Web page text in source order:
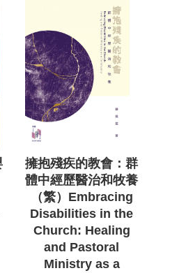
擁抱殘疾的教會：群
體中經歷醫治和牧養
（繁）Embracing
Disabilities in the
Church: Healing
and Pastoral
Ministry as a